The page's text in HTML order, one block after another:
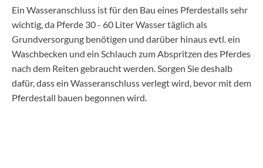
Ein Wasseranschluss ist für den Bau eines Pferdestalls sehr
wichtig, da Pferde 30 - 60 Liter Wasser täglich als
Grundversorgung benötigen und darüber hinaus evtl. ein
Waschbecken und ein Schlauch zum Abspritzen des Pferdes
nach dem Reiten gebraucht werden. Sorgen Sie deshalb
dafür, dass ein Wasseranschluss verlegt wird, bevor mit dem
Pferdestall bauen begonnen wird.